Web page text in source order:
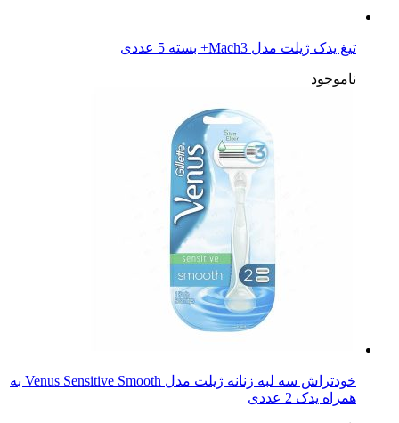
تیغ یدک ژیلت مدل Mach3+ بسته 5 عددی
ناموجود
خودتراش سه لبه زنانه ژیلت مدل Venus Sensitive Smooth به
همراه یدک 2 عددی